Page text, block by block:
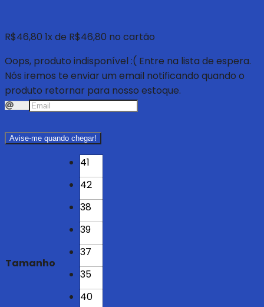
R$46,80 1x de R$46,80 no cartão
Oops, produto indisponível :( Entre na lista de espera.
Nós iremos te enviar um email notificando quando o
produto retornar para nosso estoque.
Avise-me quando chegar!
Tamanho
41
42
38
39
37
35
40